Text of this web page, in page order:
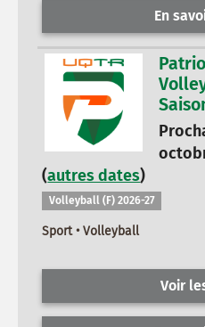
En
(autres dates)
Volleyball (F) 2026-27
Sport • Volleyball
Voir